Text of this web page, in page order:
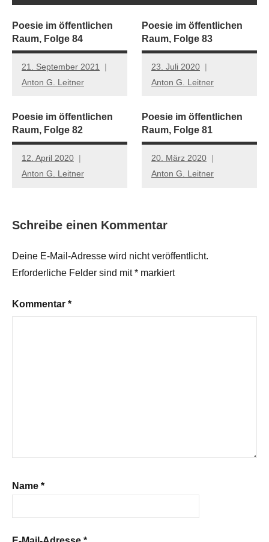
Poesie im öffentlichen
Raum, Folge 84
21. September 2021
Anton G. Leitner
Poesie im öffentlichen
Raum, Folge 83
23. Juli 2020
Anton G. Leitner
Poesie im öffentlichen
Raum, Folge 82
12. April 2020
Anton G. Leitner
Poesie im öffentlichen
Raum, Folge 81
20. März 2020
Anton G. Leitner
Schreibe einen Kommentar
Deine E-Mail-Adresse wird nicht veröffentlicht.
Erforderliche Felder sind mit* markiert
Kommentar *
Name *